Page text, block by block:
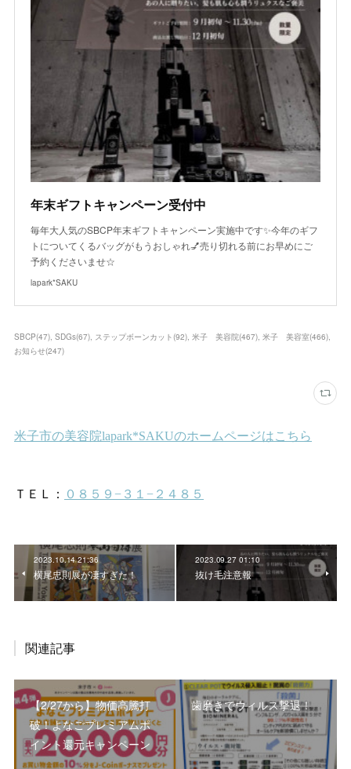
年末ギフトキャンペーン受付中
毎年大人気のSBCP年末ギフトキャンペーン実施中です✨今年のギフ
トについてくるバッグがもうおしゃれ💅売り切れる前にお早めにご
予約くださいませ☆
lapark*SAKU
SBCP(47) SDGs(67) ステップボーンカット(92) 米子 美容院(467) 米子 美容室(466)
お知らせ(247)
2023.10.14 21:36
横尾忠則展が凄すぎた！
2023.09.27 01:10
抜け毛注意報
関連記事
【2/27から】物価高騰打
破！よなごプレミアムポ
イント還元キャンペーン
歯磨きでウィルス撃退！